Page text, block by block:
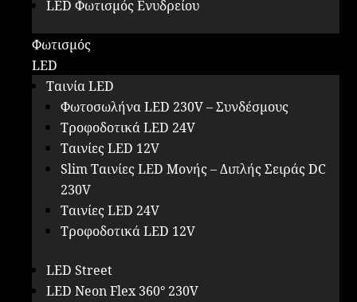
LED Φωτισμός Ενυδρείου
Φωτισμός
LED
Ταινία LED
Φωτοσωλήνα LED 230V – Συνδέσμους
Τροφοδοτικά LED 24V
Ταινίες LED 12V
Slim Ταινίες LED Μονής – Διπλής Σειράς DC
230V
Ταινίες LED 24V
Τροφοδοτικά LED 12V
LED Street
LED Neon Flex 360° 230V